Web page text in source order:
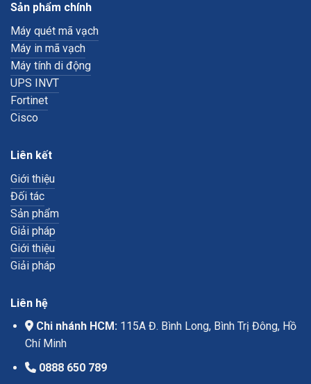
Sản phẩm chính
Máy quét mã vạch
Máy in mã vạch
Máy tính di động
UPS INVT
Fortinet
Cisco
Liên kết
Giới thiệu
Đối tác
Sản phẩm
Giải pháp
Giới thiệu
Giải pháp
Liên hệ
Chi nhánh HCM:115A Đ. Bình Long, Bình Trị Đông, Hồ
Chí Minh
0888 650 789